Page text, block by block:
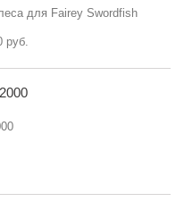
для Fairey Swordfish
руб.